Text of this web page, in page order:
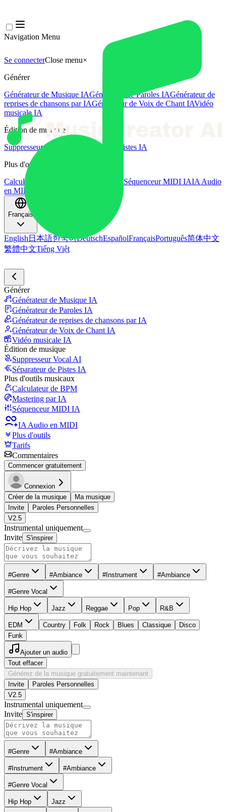
Navigation Menu
Se connecterClose menu×
Générer
Générateur de Musique IAGénérateur de Paroles IAGénérateur de
reprises de chansons par IAGénérateur de Voix de Chant IAVidéo
musicale IA
Édition de musique
Suppresseur Vocal AI
Séparateur de Pistes IA
Plus d'outils musicaux
Calculateur de BPM
Séquenceur MIDI IAIA Audio
en MIDI
Français
English 日本語한국어DeutschEspañolFrançaisPortuguês简体中文
繁體中文Tiếng Việt
Générer
Générateur de Musique IA
Générateur de Paroles IA
Générateur de reprises de chansons par IA
Générateur de Voix de Chant IA
Vidéo musicale IA
Édition de musique
Suppresseur Vocal AI
Séparateur de Pistes IA
Plus d'outils musicaux
Calculateur de BPM
Mastering par IA
Séquenceur MIDI IA
IA Audio en MIDI
Plus d'outils
Tarifs
Commentaires
Commencer gratuitement
Connexion
Créer de la musique
Ma musique
Invite
Paroles Personnelles
V2.5
Instrumental uniquement
Invite S'inspirer
#Genre #Ambiance #Instrument #Ambiance
#Genre Vocal
Hip Hop Jazz Reggae Pop R&B
EDM Country Folk Rock Blues Classique
Disco
Funk
Ajouter un audio
Tout effacer
Générez de la musique gratuitement maintenant
Invite
Paroles Personnelles
V2.5
Instrumental uniquement
Invite S'inspirer
#Genre #Ambiance
#Instrument #Ambiance
#Genre Vocal
Hip Hop Jazz